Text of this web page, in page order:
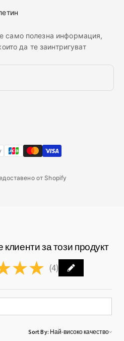
полезна информация,
да те заинтригуват
от Shopify
за този продукт
★★ 4
4
Sort By: